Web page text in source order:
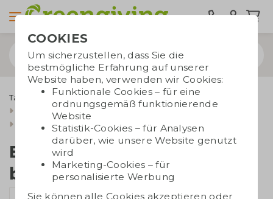
Taschen bedrucken Tragetaschen
Baumwolltaschen
Baumwollbeutel mit kordelzug
Baumwollrucksack bedruckt | 155 gr./m2
Baumwollrucksack
bedruckt | 155 gr./m2
COOKIES
Um sicherzustellen, dass Sie die
bestmögliche Erfahrung auf unserer
Website haben, verwenden wir Cookies:
Funktionale Cookies – für eine
ordnungsgemäß funktionierende
Website
Statistik-Cookies – für Analysen
darüber, wie unsere Website genutzt
wird
Marketing-Cookies – für
personalisierte Werbung
Sie können alle Cookies akzeptieren oder